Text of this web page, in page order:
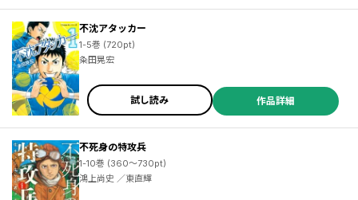
不沈アタッカー
1-5巻 (720pt)
粂田晃宏
試し読み 作品詳細
不死身の特攻兵
1-10巻 (360～730pt)
鴻上尚史 ／東直輝